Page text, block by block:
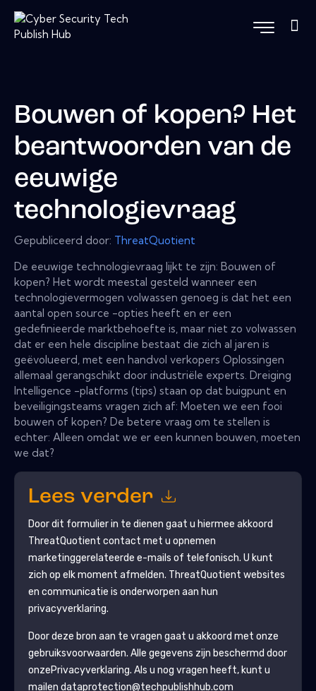
Bouwen of kopen? Het
beantwoorden van de
eeuwige
technologievraag
Gepubliceerd door: ThreatQuotient
De eeuwige technologievraag lijkt te zijn: Bouwen of
kopen? Het wordt meestal gesteld wanneer een
technologievermogen volwassen genoeg is dat het een
aantal open source -opties heeft en er een
gedefinieerde marktbehoefte is, maar niet zo volwassen
dat er een hele discipline bestaat die zich al jaren is
geëvolueerd, met een handvol verkopers Oplossingen
allemaal gerangschikt door industriële experts. Dreiging
Intelligence -platforms (tips) staan ​​op dat buigpunt en
beveiligingsteams vragen zich af: Moeten we een fooi
bouwen of kopen? De betere vraag om te stellen is
echter: Alleen omdat we er een kunnen bouwen, moeten
we dat?
Lees verder
Door dit formulier in te dienen gaat u hiermee akkoord
ThreatQuotient contact met u opnemen
marketinggerelateerde e-mails of telefonisch. U kunt
zich op elk moment afmelden. ThreatQuotient websites
en communicatie is onderworpen aan hun
privacyverklaring.
Door deze bron aan te vragen gaat u akkoord met onze
gebruiksvoorwaarden. Alle gegevens zijn beschermd door
onzePrivacyverklaring. Als u nog vragen heeft, kunt u
mailen dataprotection@techpublishhub.com